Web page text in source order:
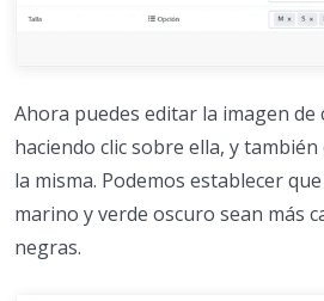
Ahora puedes editar la imagen de
haciendo clic sobre ella, y
la misma. Podemos establecer
marino y verde oscuro sean más
negras.